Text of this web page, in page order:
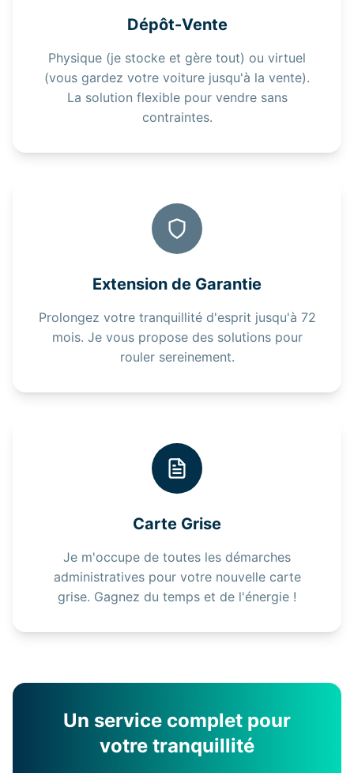
Dépôt-Vente
Physique (je stocke et gère tout) ou virtuel
(vous gardez votre voiture jusqu'à la vente).
La solution flexible pour vendre sans
contraintes.
Extension de Garantie
Prolongez votre tranquillité d'esprit jusqu'à 72
mois. Je vous propose des solutions pour
rouler sereinement.
Carte Grise
Je m'occupe de toutes les démarches
administratives pour votre nouvelle carte
grise. Gagnez du temps et de l'énergie !
Un service complet pour
votre tranquillité